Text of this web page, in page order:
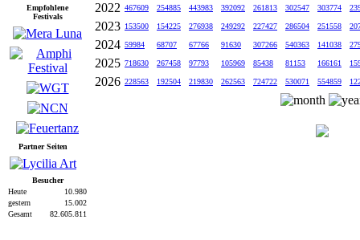
Empfohlene
Festivals
Partner Seiten
Besucher
Heute
10.980
gestern
15.002
Gesamt
82.605.811
2022 467609 254885 443983 392092 261813 302547 303774
2023 153500 154225 276938 249292 227427 286504 251558
2024 59984 68707 67766 91630 307266 540363 141038
2025 718630 267458 97793 105969 85438 81153 166161
2026 228563 192504 219830 262563 724722 530071 554859